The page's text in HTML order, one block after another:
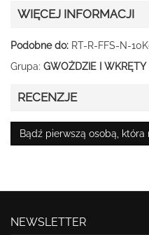
WIĘCEJ INFORMACJI
Podobne do: RT-R-FFS-N-
Grupa: GWOŻDZIE I WKRĘTY
RECENZJE
Bądź pierwszą osobą, która
NEWSLETTER